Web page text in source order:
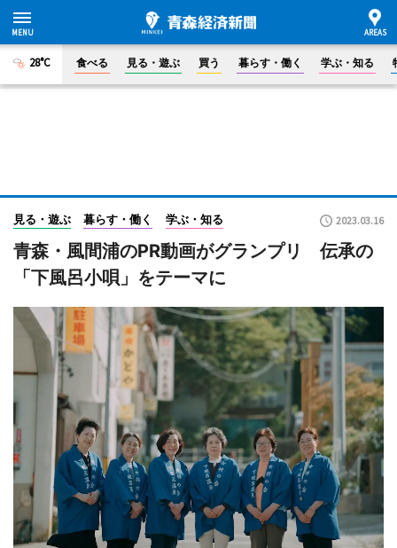
28°C 食べる 見る・遊ぶ 買う 暮らす・働く 学ぶ・知る
見る・遊ぶ 暮らす・働く 学ぶ・知る 2023.03.16
青森・風間浦のPR動画がグランプリ 伝承の
「下風呂小唄」をテーマに